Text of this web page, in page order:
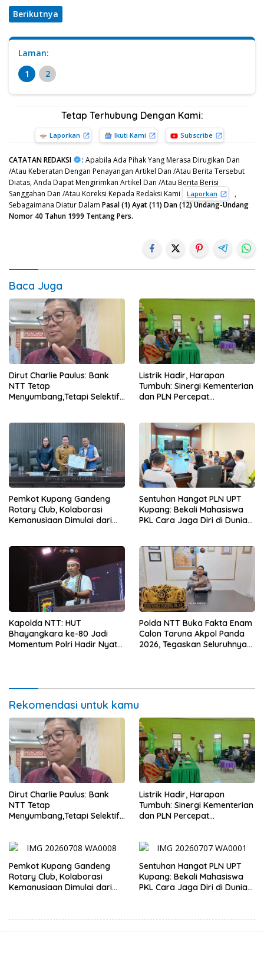
Berikutnya
Laman:
1
2
Tetap Terhubung Dengan Kami:
Laporkan Ikuti Kami Subscribe
CATATAN REDAKSI : Apabila Ada Pihak Yang Merasa Dirugikan Dan
/Atau Keberatan Dengan Penayangan Artikel Dan /Atau Berita Tersebut
Diatas, Anda Dapat Mengirimkan Artikel Dan /Atau Berita Berisi
Sanggahan Dan /Atau Koreksi Kepada Redaksi Kami
Laporkan
,
Sebagaimana Diatur Dalam Pasal (1) Ayat (11) Dan (12) Undang-Undang
Nomor 40 Tahun 1999 Tentang Pers.
Baca Juga
Dirut Charlie Paulus: Bank
NTT Tetap
Menyumbang,Tetapi Selektif
Listrik Hadir, Harapan
Tumbuh: Sinergi Kementerian
dan PLN Percepat
Pemkot Kupang Gandeng
Rotary Club, Kolaborasi
Kemanusiaan Dimulai dari
Sentuhan Hangat PLN UPT
Kupang: Bekali Mahasiswa
PKL Cara Jaga Diri di Dunia
Kapolda NTT: HUT
Bhayangkara ke-80 Jadi
Momentum Polri Hadir Nyata
Polda NTT Buka Fakta Enam
Calon Taruna Akpol Panda
2026, Tegaskan Seluruhnya
Rekomendasi untuk kamu
Dirut Charlie Paulus: Bank
NTT Tetap
Menyumbang,Tetapi Selektif
Listrik Hadir, Harapan
Tumbuh: Sinergi Kementerian
dan PLN Percepat
Pemkot Kupang Gandeng
Rotary Club, Kolaborasi
Kemanusiaan Dimulai dari
Sentuhan Hangat PLN UPT
Kupang: Bekali Mahasiswa
PKL Cara Jaga Diri di Dunia